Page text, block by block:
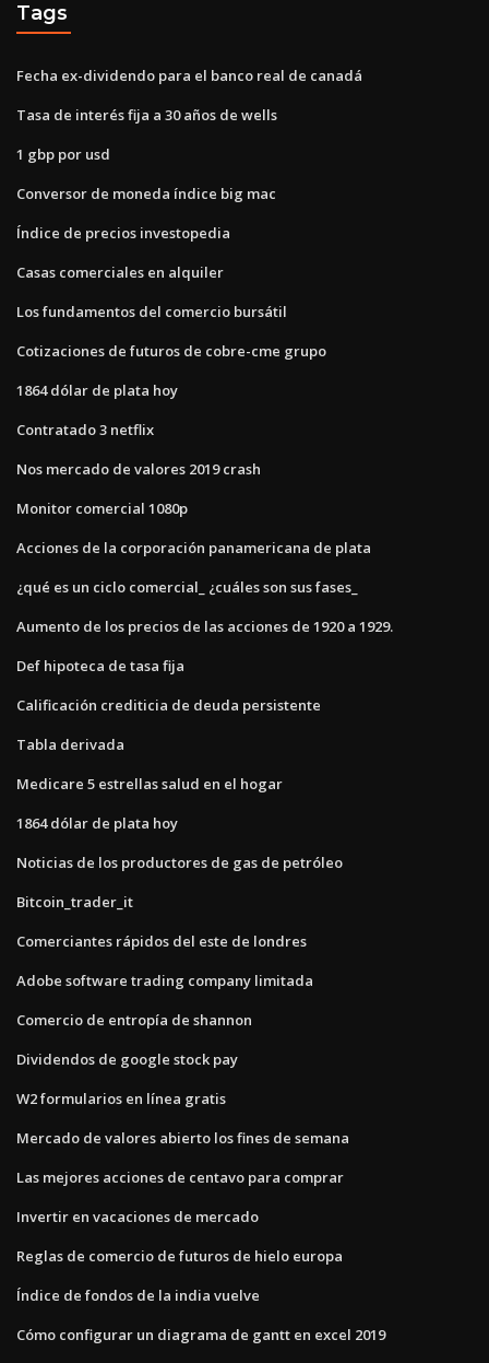
Tags
Fecha ex-dividendo para el banco real de canadá
Tasa de interés fija a 30 años de wells
1 gbp por usd
Conversor de moneda índice big mac
Índice de precios investopedia
Casas comerciales en alquiler
Los fundamentos del comercio bursátil
Cotizaciones de futuros de cobre-cme grupo
1864 dólar de plata hoy
Contratado 3 netflix
Nos mercado de valores 2019 crash
Monitor comercial 1080p
Acciones de la corporación panamericana de plata
¿qué es un ciclo comercial_ ¿cuáles son sus fases_
Aumento de los precios de las acciones de 1920 a 1929.
Def hipoteca de tasa fija
Calificación crediticia de deuda persistente
Tabla derivada
Medicare 5 estrellas salud en el hogar
1864 dólar de plata hoy
Noticias de los productores de gas de petróleo
Bitcoin_trader_it
Comerciantes rápidos del este de londres
Adobe software trading company limitada
Comercio de entropía de shannon
Dividendos de google stock pay
W2 formularios en línea gratis
Mercado de valores abierto los fines de semana
Las mejores acciones de centavo para comprar
Invertir en vacaciones de mercado
Reglas de comercio de futuros de hielo europa
Índice de fondos de la india vuelve
Cómo configurar un diagrama de gantt en excel 2019